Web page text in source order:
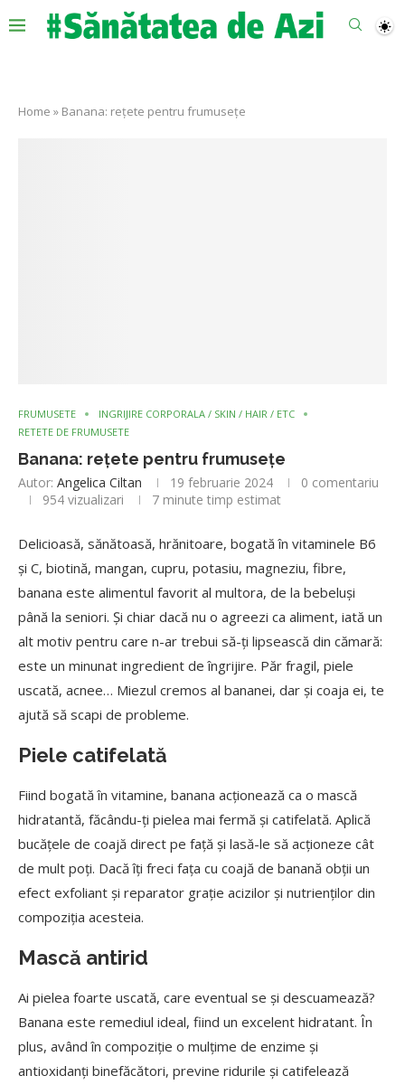
Home » Banana: rețete pentru frumusețe
FRUMUSETE
INGRIJIRE CORPORALA / SKIN / HAIR / ETC
RETETE DE FRUMUSETE
Banana: rețete pentru frumusețe
Autor: Angelica Ciltan 19 februarie 2024
0 comentariu
954 vizualizari 7 minute timp estimat
Delicioasă, sănătoasă, hrănitoare, bogată în vitaminele B6
și C, biotină, mangan, cupru, potasiu, magneziu, fibre,
banana este alimentul favorit al multora, de la bebeluși
până la seniori. Și chiar dacă nu o agreezi ca aliment, iată un
alt motiv pentru care n-ar trebui să-ți lipsească din cămară:
este un minunat ingredient de îngrijire. Păr fragil, piele
uscată, acnee… Miezul cremos al bananei, dar și coaja ei, te
ajută să scapi de probleme.
Piele catifelată
Fiind bogată în vitamine, banana acționează ca o mască
hidratantă, făcându-ți pielea mai fermă și catifelată. Aplică
bucățele de coajă direct pe față și lasă-le să acționeze cât
de mult poți. Dacă îți freci fața cu coajă de banană obții un
efect exfoliant și reparator grație acizilor și nutrienților din
compoziția acesteia.
Mască antirid
Ai pielea foarte uscată, care eventual se și descuamează?
Banana este remediul ideal, fiind un excelent hidratant. În
plus, având în compoziție o mulțime de enzime și
antioxidanți binefăcători, previne ridurile și catifelează